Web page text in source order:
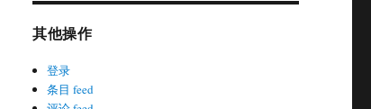
其他操作
登录
条目 feed